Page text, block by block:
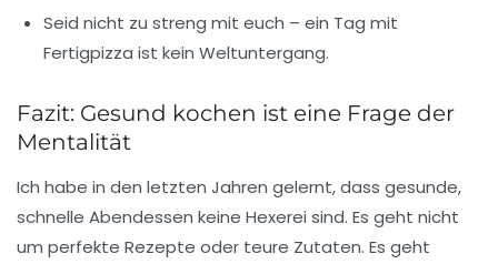
Seid nicht zu streng mit euch – ein Tag mit
Fertigpizza ist kein Weltuntergang.
Fazit: Gesund kochen ist eine Frage der
Mentalität
Ich habe in den letzten Jahren gelernt, dass gesunde,
schnelle Abendessen keine Hexerei sind. Es geht nicht
um perfekte Rezepte oder teure Zutaten. Es geht